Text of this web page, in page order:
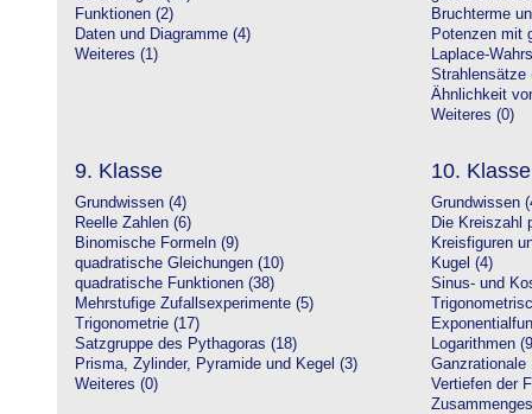
Funktionen (2)
Daten und Diagramme (4)
Weiteres (1)
Bruchterme
Potenzen mit
Laplace-
Strahlensätze
Ähnlichkeit
Weiteres (0)
9. Klasse
Grundwissen (4)
Reelle Zahlen (6)
Binomische Formeln (9)
quadratische Gleichungen (10)
quadratische Funktionen (38)
Mehrstufige Zufallsexperimente (5)
Trigonometrie (17)
Satzgruppe des Pythagoras (18)
Prisma, Zylinder, Pyramide und Kegel (3)
Weiteres (0)
10. Klasse
Grundwissen
Die Kreiszahl
Kreisfiguren
Kugel (4)
Sinus- und
Logarithmen
Ganzrationale
Vertiefen der